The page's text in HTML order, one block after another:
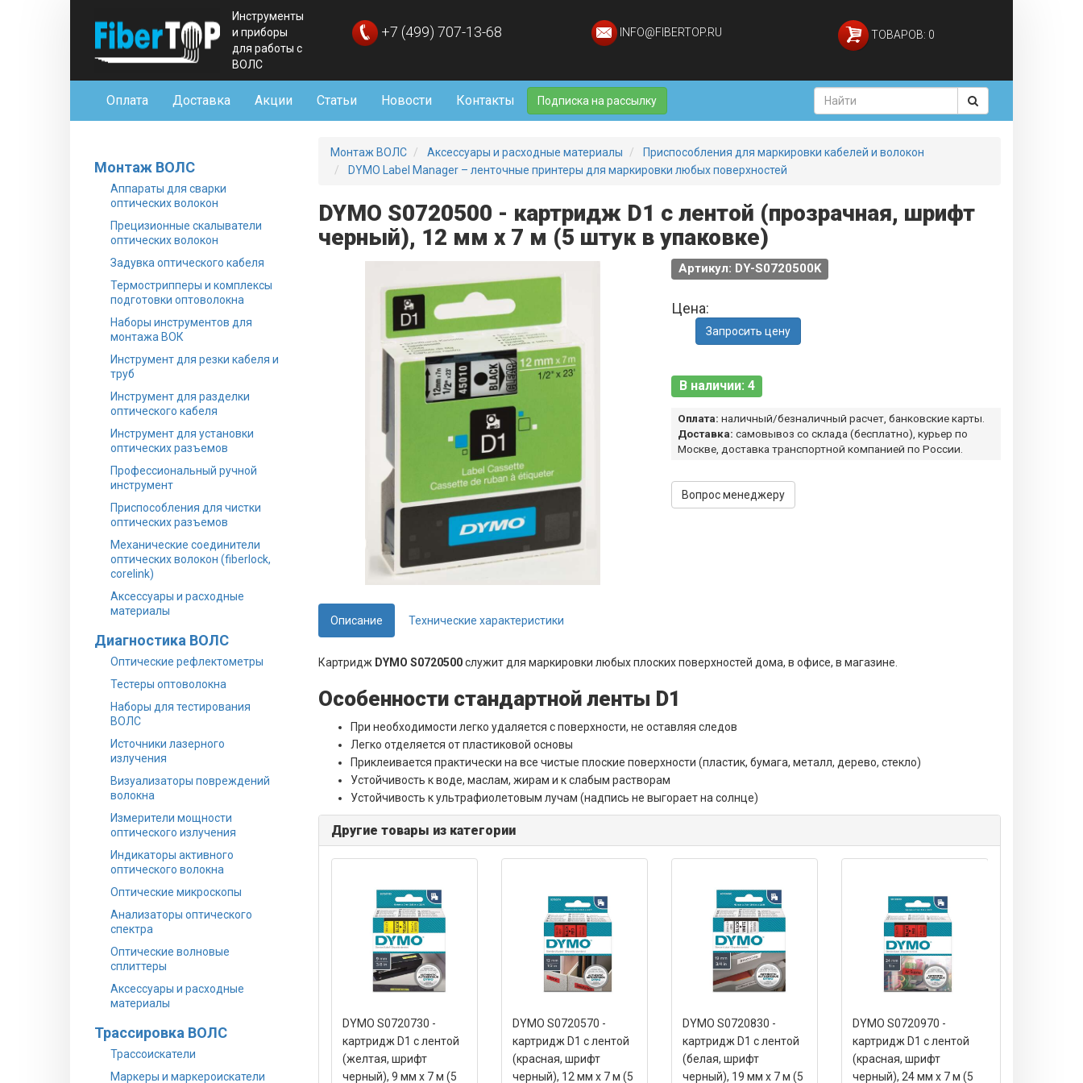
Инструменты
и приборы
для работы с
ВОЛС
+7 (499) 707-13-68 INFO@FIBERTOP.RU ТОВАРОВ: 0
Оплата Доставка Акции Статьи Новости Контакты Подписка на рассылку
Монтаж ВОЛС
Аппараты для сварки
оптических волокон
Прецизионные скалыватели
оптических волокон
Задувка оптического кабеля
Термострипперы и комплексы
подготовки оптоволокна
Наборы инструментов для
монтажа ВОК
Инструмент для резки кабеля и
труб
Инструмент для разделки
оптического кабеля
Инструмент для установки
оптических разъемов
Профессиональный ручной
инструмент
Приспособления для чистки
оптических разъемов
Механические соединители
оптических волокон (fiberlock,
corelink)
Аксессуары и расходные
материалы
Диагностика ВОЛС
Оптические рефлектометры
Тестеры оптоволокна
Наборы для тестирования
ВОЛС
Источники лазерного
излучения
Визуализаторы повреждений
волокна
Измерители мощности
оптического излучения
Индикаторы активного
оптического волокна
Оптические микроскопы
Анализаторы оптического
спектра
Оптические волновые
сплиттеры
Аксессуары и расходные
материалы
Трассировка ВОЛС
Трассоискатели
Маркеры и маркероискатели
Монтаж ВОЛС Аксессуары и расходные материалы
Приспособления для маркировки кабелей и волокон
DYMO Label Manager – ленточные принтеры для маркировки любых поверхностей
DYMO S0720500 - картридж D1 с лентой (прозрачная, шрифт
черный), 12 мм х 7 м (5 штук в упаковке)
Артикул: DY-S0720500K
Цена:
Запросить цену
В наличии: 4
Оплата: наличный/безналичный расчет, банковские карты.
Доставка: самовывоз со склада (бесплатно), курьер по
Москве, доставка транспортной компанией по России.
Вопрос менеджеру
Описание Технические характеристики
Картридж DYMO S0720500служит для маркировки любых плоских поверхностей дома, в офисе, в магазине.
Особенности стандартной ленты D1
При необходимости легко удаляется с поверхности, не оставляя следов
Легко отделяется от пластиковой основы
Приклеивается практически на все чистые плоские поверхности (пластик, бумага, металл, дерево, стекло)
Устойчивость к воде, маслам, жирам и к слабым растворам
Устойчивость к ультрафиолетовым лучам (надпись не выгорает на солнце)
Другие товары из категории
DYMO S0720730 -
картридж D1 с лентой
(желтая, шрифт
черный), 9 мм х 7 м (5
DYMO S0720570 -
картридж D1 с лентой
(красная, шрифт
черный), 12 мм х 7 м (5
DYMO S0720830 -
картридж D1 с лентой
(белая, шрифт
черный), 19 мм х 7 м (5
DYMO S0720970 -
картридж D1 с лентой
(красная, шрифт
черный), 24 мм х 7 м (5